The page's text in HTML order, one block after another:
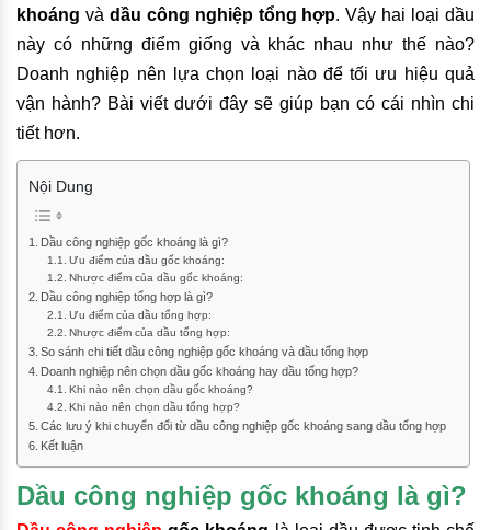
khoáng và dầu công nghiệp tổng hợp. Vậy hai loại dầu
này có những điểm giống và khác nhau như thế nào?
Doanh nghiệp nên lựa chọn loại nào để tối ưu hiệu quả
vận hành? Bài viết dưới đây sẽ giúp bạn có cái nhìn chi
tiết hơn.
Nội Dung
Dầu công nghiệp gốc khoáng là gì?
Ưu điểm của dầu gốc khoáng:
Nhược điểm của dầu gốc khoáng:
Dầu công nghiệp tổng hợp là gì?
Ưu điểm của dầu tổng hợp:
Nhược điểm của dầu tổng hợp:
So sánh chi tiết dầu công nghiệp gốc khoáng và dầu tổng hợp
Doanh nghiệp nên chọn dầu gốc khoáng hay dầu tổng hợp?
Khi nào nên chọn dầu gốc khoáng?
Khi nào nên chọn dầu tổng hợp?
Các lưu ý khi chuyển đổi từ dầu công nghiệp gốc khoáng sang dầu tổng hợp
Kết luận
Dầu công nghiệp gốc khoáng là gì?